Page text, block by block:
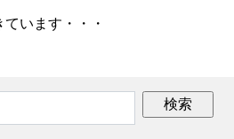
います・・・